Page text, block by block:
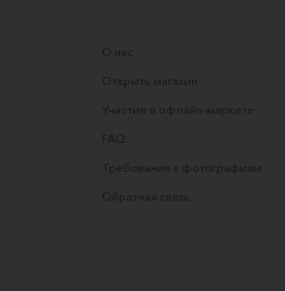
О нас
Открыть магазин
Участие в офлайн-маркете
FAQ
Требования к фотографиям
Обратная связь